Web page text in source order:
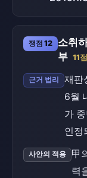
쟁점 12
소취
부 11점
근거 법리
재판
6월
가
인정
사안의 적용
甲
력